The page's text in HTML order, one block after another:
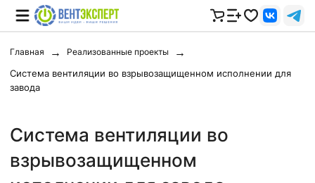
Главная Реализованные проекты
Система вентиляции во взрывозащищенном исполнении для
завода
Система вентиляции во
взрывозащищенном